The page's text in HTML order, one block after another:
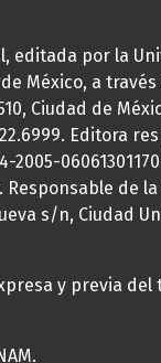
editada por la
de México, a
Ciudad de
Editora
Responsable de
s/n, Ciudad
y previa del